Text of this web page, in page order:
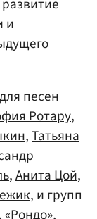
и
песен
Ротару,
,Татьяна
,Анита Цой,
, и групп